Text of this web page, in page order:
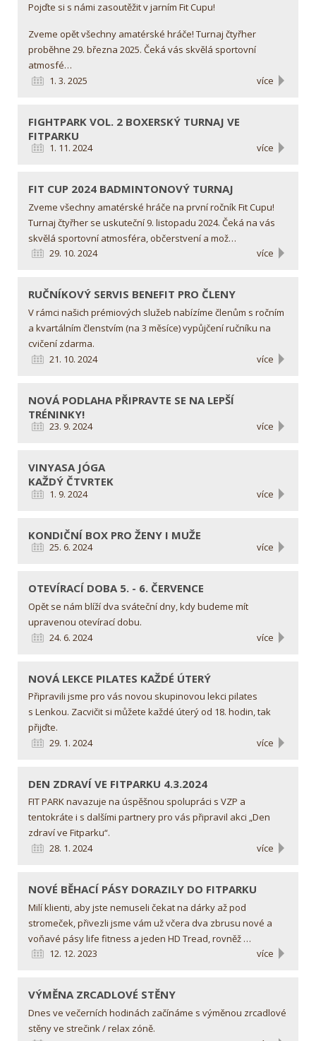
Pojďte si s námi zasoutěžit v jarním Fit Cupu!
Zveme opět všechny amatérské hráče! Turnaj čtyřher
proběhne 29. března 2025. Čeká vás skvělá sportovní
atmosfé…
1. 3. 2025
více
FIGHTPARK VOL. 2 BOXERSKÝ TURNAJ VE
FITPARKU
1. 11. 2024 více
FIT CUP 2024 BADMINTONOVÝ TURNAJ
Zveme všechny amatérské hráče na první ročník Fit Cupu!
Turnaj čtyřher se uskuteční 9. listopadu 2024. Čeká na vás
skvělá sportovní atmosféra, občerstvení a mož…
29. 10. 2024
více
RUČNÍKOVÝ SERVIS BENEFIT PRO ČLENY
V rámci našich prémiových služeb nabízíme členům s ročním
a kvartálním členstvím (na 3 měsíce) vypůjčení ručníku na
cvičení zdarma.
21. 10. 2024
více
NOVÁ PODLAHA PŘIPRAVTE SE NA LEPŠÍ
TRÉNINKY!
23. 9. 2024 více
VINYASA JÓGA
KAŽDÝ ČTVRTEK
1. 9. 2024 více
KONDIČNÍ BOX PRO ŽENY I MUŽE
25. 6. 2024 více
OTEVÍRACÍ DOBA5. - 6. ČERVENCE
Opět se nám blíží dva sváteční dny, kdy budeme mít
upravenou otevírací dobu.
24. 6. 2024
více
NOVÁ LEKCE PILATES KAŽDÉ ÚTERÝ
Připravili jsme pro vás novou skupinovou lekci pilates
s Lenkou. Zacvičit si můžete každé úterý od 18. hodin, tak
přijďte.
29. 1. 2024
více
DEN ZDRAVÍ VE FITPARKU 4.3.2024
FIT PARK navazuje na úspěšnou spolupráci s VZP a
tentokráte i s dalšími partnery pro vás připravil akci „Den
zdraví ve Fitparku“.
28. 1. 2024
více
NOVÉ BĚHACÍ PÁSY DORAZILY DO FITPARKU
Milí klienti, aby jste nemuseli čekat na dárky až pod
stromeček, přivezli jsme vám už včera dva zbrusu nové a
voňavé pásy life fitness a jeden HD Tread, rovněž …
12. 12. 2023
více
VÝMĚNA ZRCADLOVÉ STĚNY
Dnes ve večerních hodinách začínáme s výměnou zrcadlové
stěny ve strečink / relax zóně.